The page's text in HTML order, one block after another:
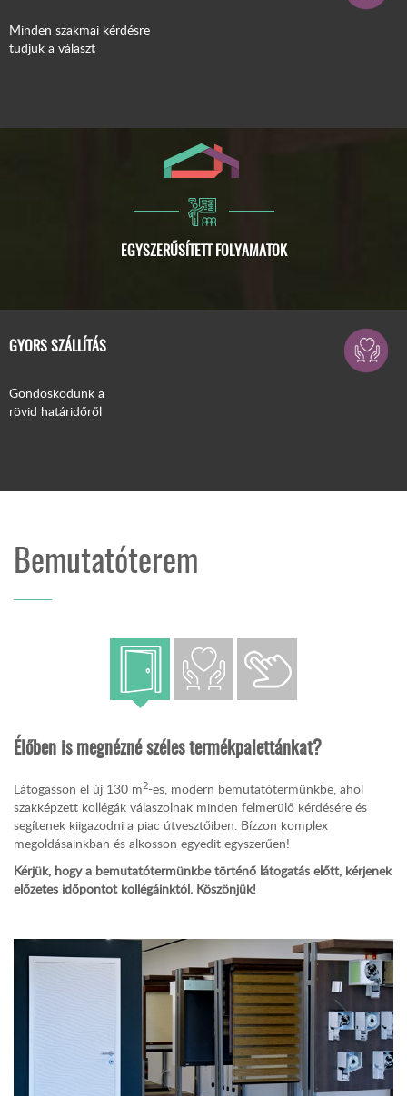
Minden szakmai kérdésre
tudjuk a választ
GYORS SZÁLLÍTÁS
Gondoskodunk a
rövid határidőről
Bemutatóterem
Élőben is megnézné széles termékpalettánkat?
Látogasson el új 130 m2-es, modern bemutatótermünkbe, ahol
szakképzett kollégák válaszolnak minden felmerülő kérdésére és
segítenek kiigazodni a piac útvesztőiben. Bízzon komplex
megoldásainkban és alkosson egyedit egyszerűen!
Kérjük, hogy a bemutatótermünkbe történő látogatás előtt, kérjenek
előzetes időpontot kollégáinktól. Köszönjük!